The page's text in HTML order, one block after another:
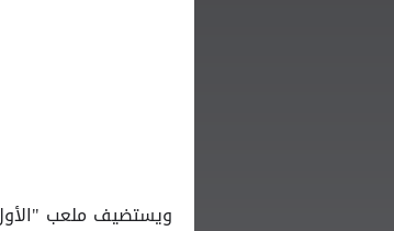
ويستضيف ملعب "الأول